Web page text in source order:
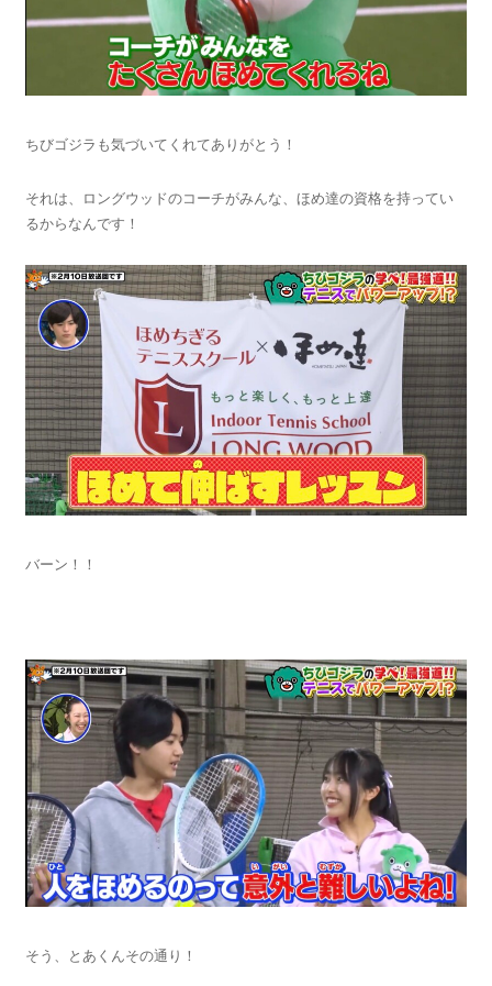
ちびゴジラも気づいてくれてありがとう！
それは、ロングウッドのコーチがみんな、ほめ達の資格を持ってい
るからなんです！
バーン！！
そう、とあくんその通り！